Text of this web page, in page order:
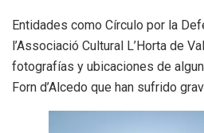
Entidades como Círculo por la
l’Associació Cultural L’Horta de
fotografías y ubicaciones de
Forn d’Alcedo que han sufrido